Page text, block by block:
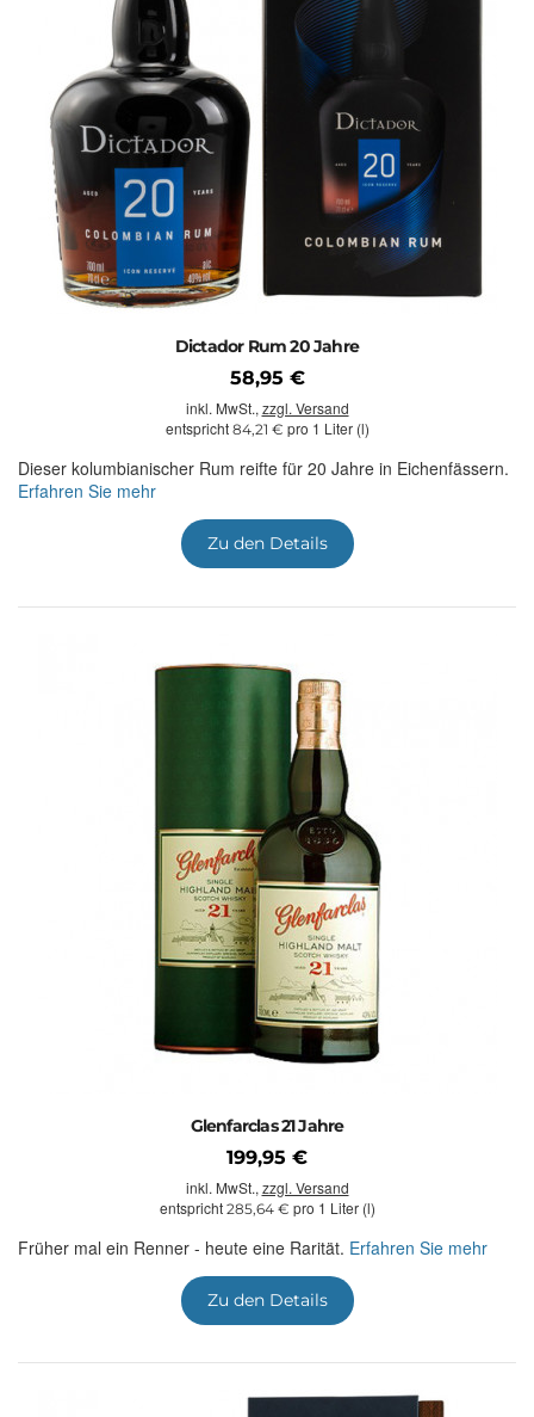
Dictador Rum 20 Jahre
58,95 €
inkl. MwSt., zzgl. Versand
entspricht 84,21 € pro 1 Liter (l)
Dieser kolumbianischer Rum reifte für 20 Jahre in Eichenfässern.
Erfahren Sie mehr
Zu den Details
Glenfarclas 21 Jahre
199,95 €
inkl. MwSt., zzgl. Versand
entspricht 285,64 € pro 1 Liter (l)
Früher mal ein Renner - heute eine Rarität. Erfahren Sie mehr
Zu den Details